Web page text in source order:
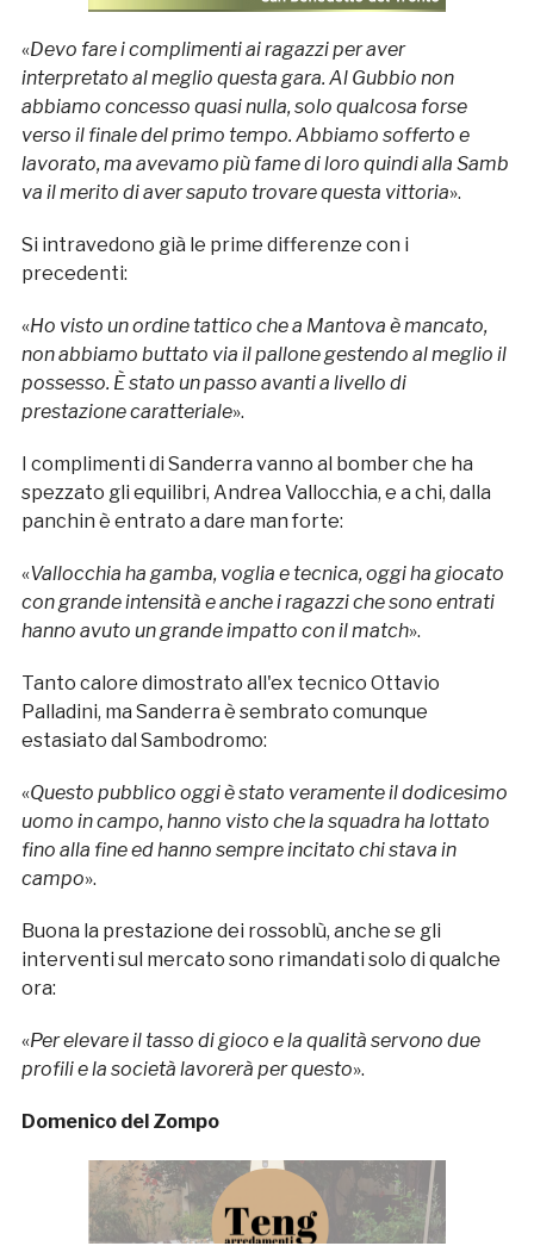
«Devo fare i complimenti ai ragazzi per aver
interpretato al meglio questa gara. Al Gubbio non
abbiamo concesso quasi nulla, solo qualcosa forse
verso il finale del primo tempo. Abbiamo sofferto e
lavorato, ma avevamo più fame di loro quindi alla Samb
va il merito di aver saputo trovare questa vittoria».
Si intravedono già le prime differenze con i
precedenti:
«Ho visto un ordine tattico che a Mantova è mancato,
non abbiamo buttato via il pallone gestendo al meglio il
possesso. È stato un passo avanti a livello di
prestazione caratteriale».
I complimenti di Sanderra vanno al bomber che ha
spezzato gli equilibri, Andrea Vallocchia, e a chi, dalla
panchin è entrato a dare man forte:
«Vallocchia ha gamba, voglia e tecnica, oggi ha giocato
con grande intensità e anche i ragazzi che sono entrati
hanno avuto un grande impatto con il match».
Tanto calore dimostrato all'ex tecnico Ottavio
Palladini, ma Sanderra è sembrato comunque
estasiato dal Sambodromo:
«Questo pubblico oggi è stato veramente il dodicesimo
uomo in campo, hanno visto che la squadra ha lottato
fino alla fine ed hanno sempre incitato chi stava in
campo».
Buona la prestazione dei rossoblù, anche se gli
interventi sul mercato sono rimandati solo di qualche
ora:
«Per elevare il tasso di gioco e la qualità servono due
profili e la società lavorerà per questo».
Domenico del Zompo